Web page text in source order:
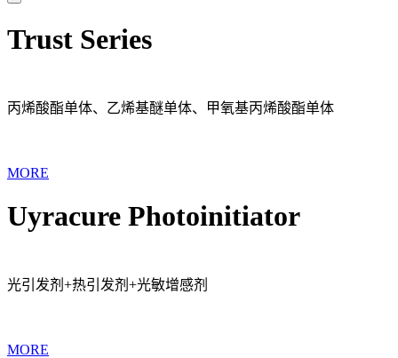
Trust Series
丙烯酸酯单体、乙烯基醚单体、甲氧基丙烯酸酯单体
MORE
Uyracure Photoinitiator
光引发剂+热引发剂+光敏增感剂
MORE